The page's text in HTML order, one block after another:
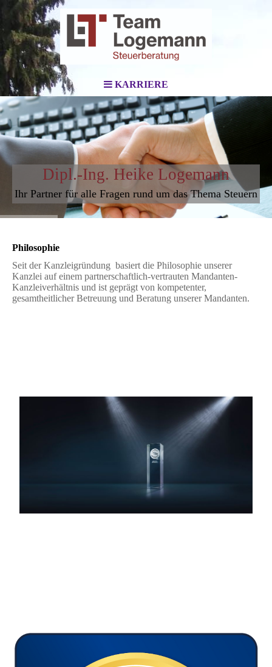
KARRIERE
Dipl.-Ing. Heike Logemann
Ihr Partner für alle Fragen rund um das Thema Steuern
Philosophie
Seit der Kanzleigründung basiert die Philosophie unserer
Kanzlei auf einem partnerschaftlich-vertrauten Mandanten-
Kanzleiverhältnis und ist geprägt von kompetenter,
gesamtheitlicher Betreuung und Beratung unserer Mandanten.